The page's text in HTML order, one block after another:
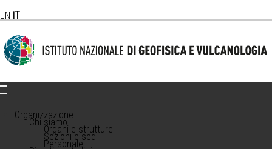
EN IT
Organizzazione
Chi siamo
Organi e strutture
Sezioni e sedi
Personale